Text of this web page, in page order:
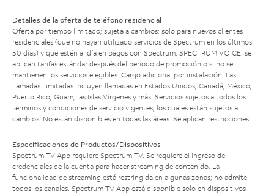
Detalles de la oferta de teléfono residencial
Oferta por tiempo limitado; sujeta a cambios; solo para nuevos clientes
residenciales (que no hayan utilizado servicios de Spectrum en los últimos
30 días) y que estén al día en pagos con Spectrum. SPECTRUM VOICE: se
aplican tarifas estándar después del período de promoción o si no se
mantienen los servicios elegibles. Cargo adicional por instalación. Las
llamadas ilimitadas incluyen llamadas en Estados Unidos, Canadá, México,
Puerto Rico, Guam, las Islas Vírgenes y más. Servicios sujetos a todos los
términos y condiciones de servicio vigentes, los cuales están sujetos a
cambios. No están disponibles en todas las áreas. Se aplican restricciones.
Especificaciones de Productos/Dispositivos
Spectrum TV App requiere Spectrum TV. Se requiere el ingreso de
credenciales de la cuenta para hacer streaming de contenido. La
funcionalidad de streaming está restringida en algunas zonas; no admite
todos los canales. Spectrum TV App está disponible solo en dispositivos